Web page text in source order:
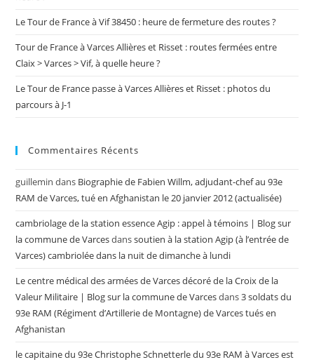
Le Tour de France à Vif 38450 : heure de fermeture des routes ?
Tour de France à Varces Allières et Risset : routes fermées entre
Claix > Varces > Vif, à quelle heure ?
Le Tour de France passe à Varces Allières et Risset : photos du
parcours à J-1
Commentaires Récents
guillemin dans Biographie de Fabien Willm, adjudant-chef au 93e
RAM de Varces, tué en Afghanistan le 20 janvier 2012 (actualisée)
cambriolage de la station essence Agip : appel à témoins | Blog sur
la commune de Varcesdanssoutien à la station Agip (à l’entrée de
Varces) cambriolée dans la nuit de dimanche à lundi
Le centre médical des armées de Varces décoré de la Croix de la
Valeur Militaire | Blog sur la commune de Varcesdans3 soldats du
93e RAM (Régiment d’Artillerie de Montagne) de Varces tués en
Afghanistan
le capitaine du 93e Christophe Schnetterle du 93e RAM à Varces est